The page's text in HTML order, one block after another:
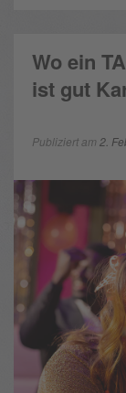
Wo ein
ist gut
Publiziert am 2.